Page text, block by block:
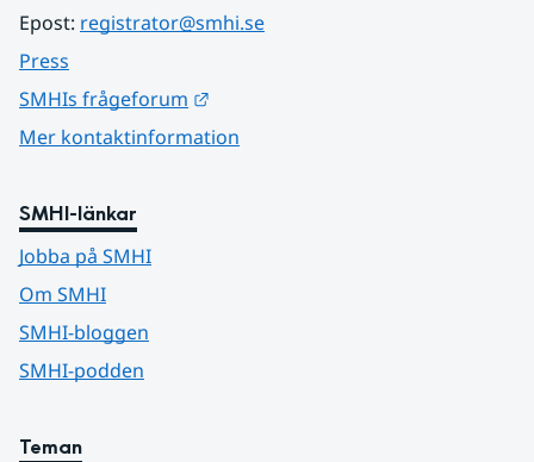
Epost: registrator@smhi.se
Press
SMHIs frågeforum
Mer kontaktinformation
SMHI-länkar
Jobba på SMHI
Om SMHI
SMHI-bloggen
SMHI-podden
Teman